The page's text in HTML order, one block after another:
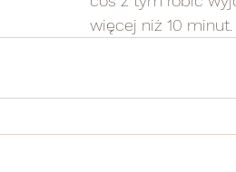
więcej niż 10 minut.